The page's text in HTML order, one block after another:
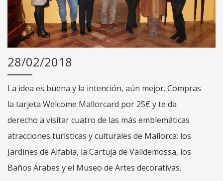
28/02/2018
La idea es buena y la intención, aún mejor. Compras
la tarjeta Welcome Mallorcard por 25€ y te da
derecho a visitar cuatro de las más emblemáticas
atracciones turísticas y culturales de Mallorca: los
Jardines de Alfabia, la Cartuja de Valldemossa, los
Baños Árabes y el Museo de Artes decorativas.